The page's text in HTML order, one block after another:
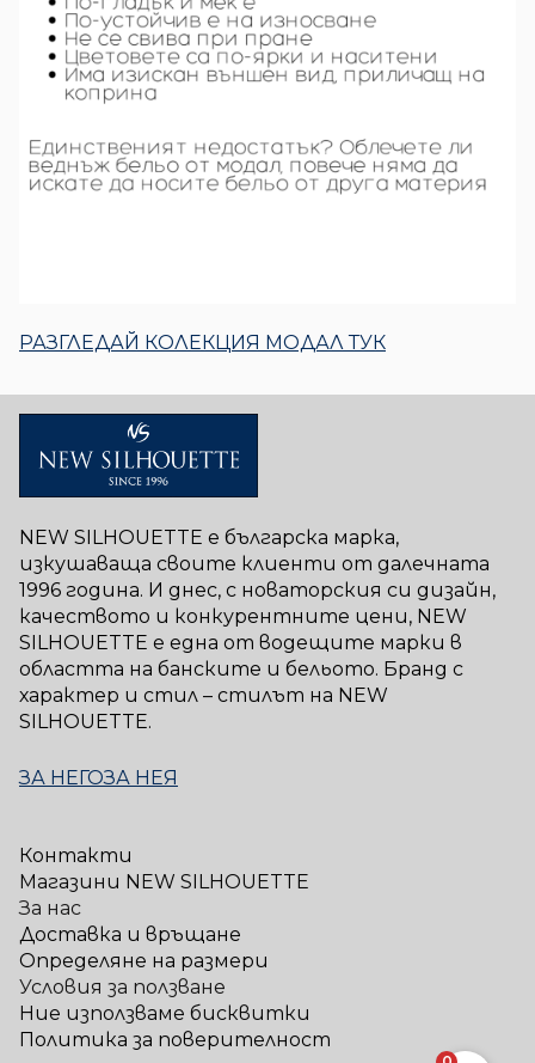
РАЗГЛЕДАЙ КОЛЕКЦИЯ МОДАЛ ТУК
NEW SILHOUETTE е българска марка,
изкушаваща своите клиенти от далечната
1996 година. И днес, с новаторския си дизайн,
качеството и конкурентните цени, NEW
SILHOUETTE е една от водещите марки в
областта на банските и бельото. Бранд с
характер и стил – стилът на NEW
SILHOUETTE.
ЗА НЕГОЗА НЕЯ
Контакти
Магазини NEW SILHOUETTE
За нас
Доставка и връщане
Определяне на размери
Условия за ползване
Ние използваме бисквитки
Политика за поверителност